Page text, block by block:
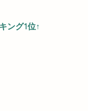
ング1位↑